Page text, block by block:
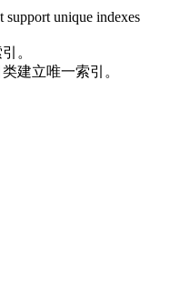
support unique indexes
。
建立唯一索引。